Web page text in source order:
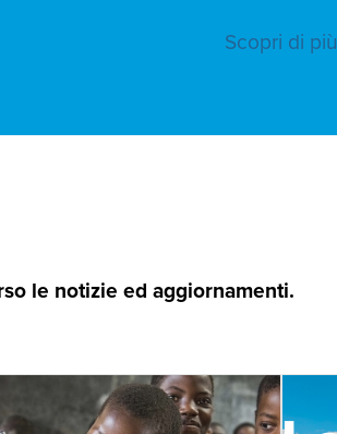
Scopri di più
le notizie ed aggiornamenti.